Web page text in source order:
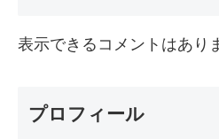
表示できるコメントはあり
プロフィール